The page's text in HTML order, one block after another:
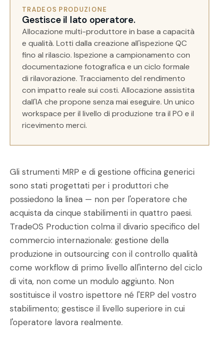
TRADEOS PRODUZIONE
Gestisce il lato operatore.
Allocazione multi-produttore in base a capacità
e qualità. Lotti dalla creazione all'ispezione QC
fino al rilascio. Ispezione a campionamento con
documentazione fotografica e un ciclo formale
di rilavorazione. Tracciamento del rendimento
con impatto reale sui costi. Allocazione assistita
dall'IA che propone senza mai eseguire. Un unico
workspace per il livello di produzione tra il PO e il
ricevimento merci.
Gli strumenti MRP e di gestione officina generici
sono stati progettati per i produttori che
possiedono la linea — non per l'operatore che
acquista da cinque stabilimenti in quattro paesi.
TradeOS Production colma il divario specifico del
commercio internazionale: gestione della
produzione in outsourcing con il controllo qualità
come workflow di primo livello all'interno del ciclo
di vita, non come un modulo aggiunto. Non
sostituisce il vostro ispettore né l'ERP del vostro
stabilimento; gestisce il livello superiore in cui
l'operatore lavora realmente.